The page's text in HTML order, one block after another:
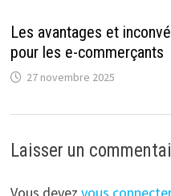
Les avantages et
pour les e-commerçants
27 novembre 2025
Laisser un
Vous devez vous